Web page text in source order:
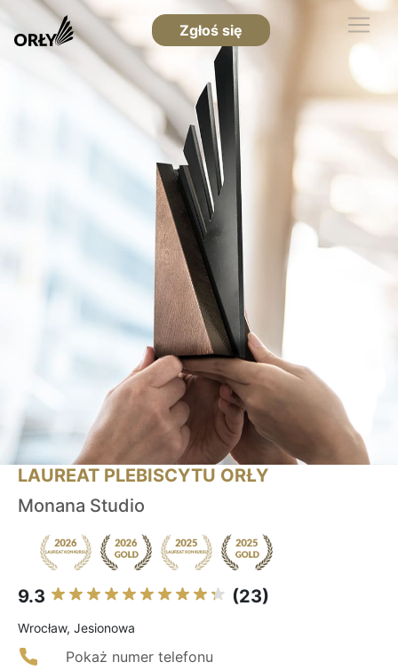
Zgłoś się
LAUREAT PLEBISCYTU ORŁY
Monana Studio
9.3 (23)
Wrocław, Jesionowa
Pokaż numer telefonu